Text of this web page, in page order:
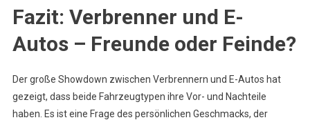
Fazit: Verbrenner und E-
Autos – Freunde oder Feinde?
Der große Showdown zwischen Verbrennern und E-Autos hat
gezeigt, dass beide Fahrzeugtypen ihre Vor- und Nachteile
haben. Es ist eine Frage des persönlichen Geschmacks, der